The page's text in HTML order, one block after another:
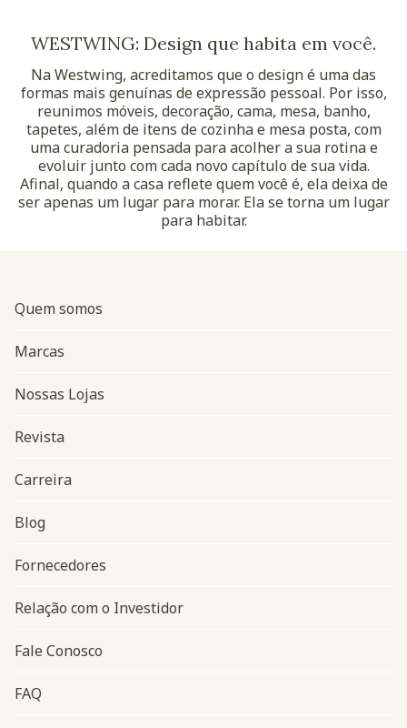
WESTWING: Design que habita em você.
Na Westwing, acreditamos que o design é uma das
formas mais genuínas de expressão pessoal. Por isso,
reunimos móveis, decoração, cama, mesa, banho,
tapetes, além de itens de cozinha e mesa posta, com
uma curadoria pensada para acolher a sua rotina e
evoluir junto com cada novo capítulo de sua vida.
Afinal, quando a casa reflete quem você é, ela deixa de
ser apenas um lugar para morar. Ela se torna um lugar
para habitar.
Navegação do rodapé
Quem somos
Marcas
Nossas Lojas
Revista
Carreira
Blog
Fornecedores
Relação com o Investidor
Fale Conosco
FAQ